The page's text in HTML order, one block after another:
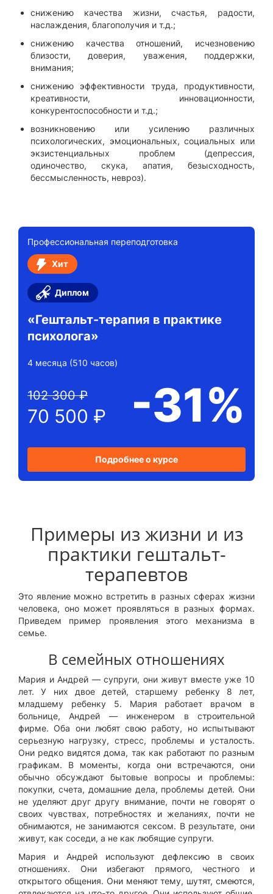
снижению качества жизни, счастья, радости,
наслаждения, благополучия и т.д.;
снижению качества отношений, исчезновению
близости, доверия, уважения, поддержки,
внимания;
снижению эффективности труда, продуктивности,
креативности, инновационности,
конкурентоспособности и т.д.;
возникновению или усилению различных
психологических, эмоциональных, социальных или
экзистенциальных проблем (депрессия,
одиночество, скука, апатия, безысходность,
бессмысленность, невроз).
Профессиональная переподготовка
Хит
Диплом
«Гештальт-терапия в практике
психолога»
4 месяца (510 часов)
70 500 ₽
102 300 ₽ -31%
Подробнее о курсе
Примеры из жизни и из
практики гештальт-
терапевтов
Это явление можно встретить в разных сферах жизни
человека, оно может проявляться в разных формах.
Приведем пример проявления этого механизма в
семье.
В семейных отношениях
Мария и Андрей — супруги, они живут вместе уже 10
лет. У них двое детей, старшему ребенку 8 лет,
младшему ребенку 5. Мария работает врачом в
больнице, Андрей — инженером в строительной
фирме. Оба они любят свою работу, но испытывают
серьезную нагрузку, стресс, проблемы и усталость.
Они редко видятся дома, так как работают по разным
графикам. В моменты, когда они встречаются, они
обычно обсуждают бытовые вопросы и проблемы:
покупки, счета, домашние дела, проблемы детей. Они
не уделяют друг другу внимание, почти не говорят о
своих чувствах, потребностях и желаниях, почти не
обнимаются, не занимаются сексом. В результате, они
живут, как соседи, а не как любящие супруги.
Мария и Андрей используют дефлексию в своих
отношениях. Они избегают прямого, честного и
открытого общения. Они меняют тему, шутят, смеются,